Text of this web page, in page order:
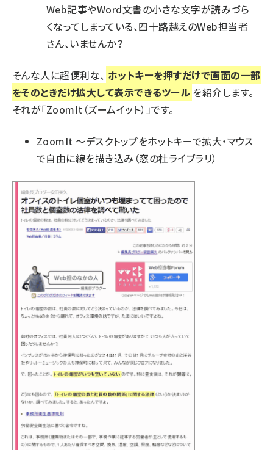
Web記事やWord文書の小さな文字が読みづら
くなってしまっている、四十路越えのWeb担当者
さん、いませんか？
そんな人に超便利な、 ホットキーを押すだけで画面の一部
をそのときだけ拡大して表示できるツール を紹介します。
それが「ZoomIt（ズームイット）」です。
ZoomIt ～デスクトップをホットキーで拡大・マウス
で自由に線を描き込み （窓の杜ライブラリ）